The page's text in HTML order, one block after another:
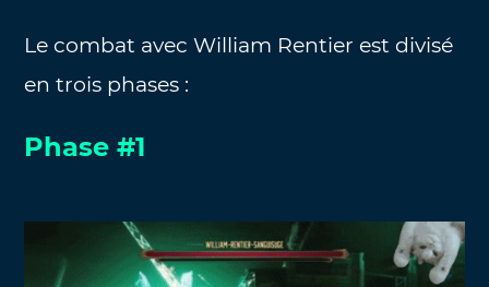
Le combat avec William Rentier est divisé
en trois phases :
Phase #1